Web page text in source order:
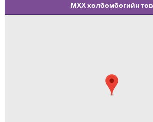
МХХ хөлбөмбөгийн төв